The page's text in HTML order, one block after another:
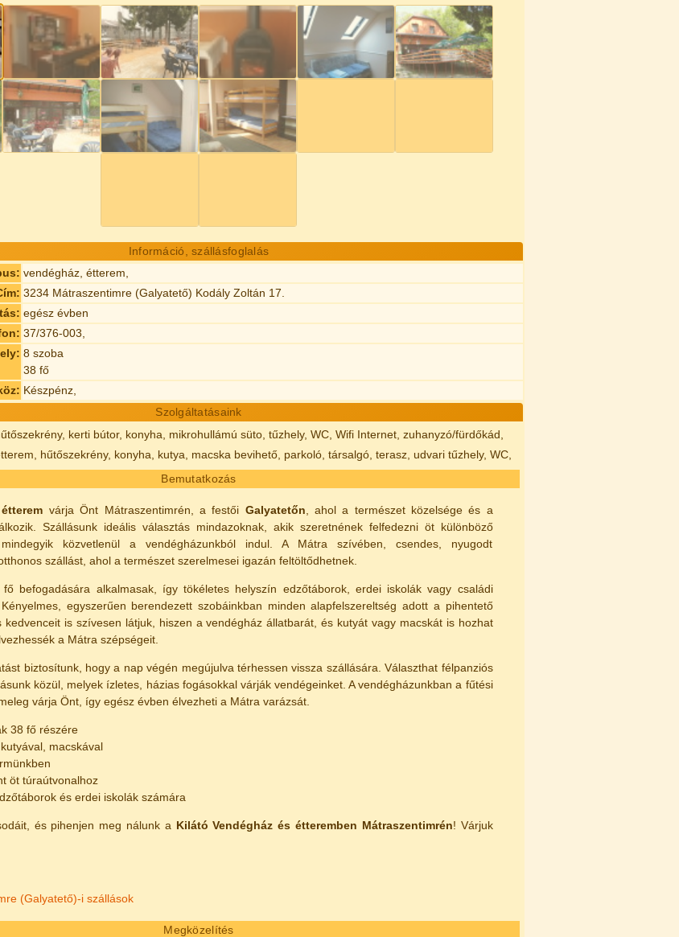
Információ, szállásfoglalás
vendégház, étterem,
3234 Mátraszentimre (Galyatető) Kodály Zoltán 17.
egész évben
37/376-003,
8 szoba
38 fő
Készpénz,
Szolgáltatásaink
kerti bútor, konyha, mikrohullámú süto, tűzhely, WC, Wifi Internet, zuhanyzó/fürdőkád,
hűtőszekrény, konyha, kutya, macska bevihető, parkoló, társalgó, terasz, udvari tűzhely, WC,
Bemutatkozás
várja Önt Mátraszentimrén, a festői Galyatetőn , ahol a természet közelsége és a
Szállásunk ideális választás mindazoknak, akik szeretnének felfedezni öt különböző
közvetlenül a vendégházunkból indul. A Mátra szívében, csendes, nyugodt
szállást, ahol a természet szerelmesei igazán feltöltődhetnek.
befogadására alkalmasak, így tökéletes helyszín edzőtáborok, erdei iskolák vagy családi
egyszerűen berendezett szobáinkban minden alapfelszereltség adott a pihentető
kedvenceit is szívesen látjuk, hiszen a vendégház állatbarát, és kutyát vagy macskát is hozhat
a Mátra szépségeit.
biztosítunk, hogy a nap végén megújulva térhessen vissza szállására. Választhat félpanziós
közül, melyek ízletes, házias fogásokkal várják vendégeinket. A vendégházunkban a fűtési
várja Önt, így egész évben élvezheti a Mátra varázsát.
38 fő részére
macskával
öt túraútvonalhoz
és erdei iskolák számára
és pihenjen meg nálunk a Kilátó Vendégház és étteremben Mátraszentimrén! Várjuk
(Galyatető)-i szállások
Megközelítés